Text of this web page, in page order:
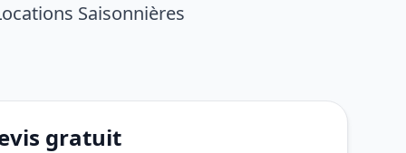
Saisonnières
gratuit